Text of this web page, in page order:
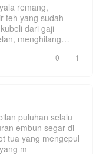
remang,
teh yang sudah
dari gaji
menghilang
0 1
puluhan selalu
embun segar di
tua yang mengepul
m